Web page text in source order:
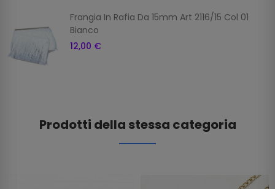
Frangia In Rafia Da 15mm Art 2116/15 Col 01
Bianco
12,00 €
Prodotti della stessa categoria